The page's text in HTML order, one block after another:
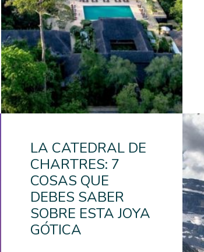
LA CATEDRAL DE
CHARTRES: 7
COSAS QUE
DEBES SABER
SOBRE ESTA JOYA
GÓTICA